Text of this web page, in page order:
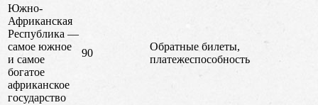
Южно-
Африканская
Республика —
самое южное
и самое
богатое
африканское
государство
90
Обратные билеты,
платежеспособность